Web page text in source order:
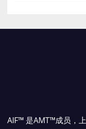
AIF™ 是AMT™成员，